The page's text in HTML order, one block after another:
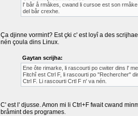
l' bår å rmåkes, cwand li cursoe est son
del bår crexhe.
Ça djinne vormint? Est çki c' est loyî a des
nén çoula dins Linux.
Gaytan scrijha:
Ene ôte rimarke, li rascourti po cwiter dins l'
Fitchî est Ctrl F, li rascourti po "Rechercher"
Ctrl F. Li rascourti Crtl F n' va nén.
C' est l' djusse. Amon mi li Ctrl+F fwait cwand
bråmint des programes.